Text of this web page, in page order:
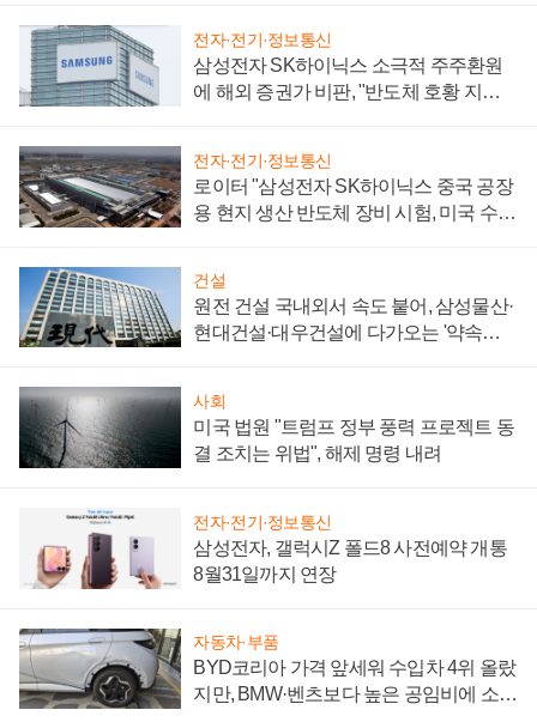
전자·전기·정보통신
삼성전자 SK하이닉스 소극적 주주환원
에 해외 증권가 비판, "반도체 호황 지속
전자·전기·정보통신
로이터 "삼성전자 SK하이닉스 중국 공장
용 현지 생산 반도체 장비 시험, 미국 수출
건설
원전 건설 국내외서 속도 붙어, 삼성물산·
현대건설·대우건설에 다가오는 '약속의
사회
미국 법원 "트럼프 정부 풍력 프로젝트 동
결 조치는 위법", 해제 명령 내려
전자·전기·정보통신
삼성전자, 갤럭시Z 폴드8 사전예약 개통
8월31일까지 연장
자동차·부품
BYD코리아 가격 앞세워 수입차 4위 올랐
지만, BMW·벤츠보다 높은 공임비에 소비